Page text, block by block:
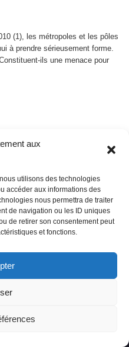
aux
utilisons des technologies
accéder aux informations des
nous permettra de traiter
de navigation ou les ID uniques
de retirer son consentement peut
et fonctions.
(1), les métropoles et les pôles
à prendre sérieusement forme.
ils une menace pour
de Ville avec Powered by